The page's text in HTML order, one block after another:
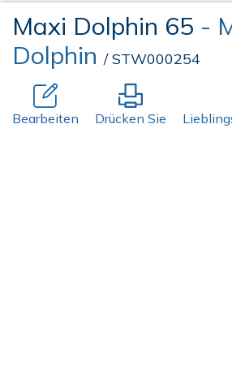
Maxi Dolphin 65 -
Dolphin / STW000254
Bearbeiten Drücken Sie